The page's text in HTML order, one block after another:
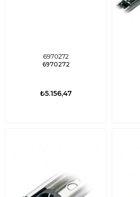
6970272
6970272
₺5.156,47